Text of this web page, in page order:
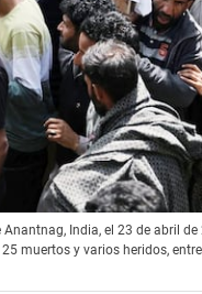
India, el 23 de abril
muertos y varios heridos, entre